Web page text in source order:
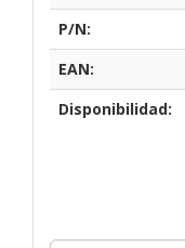
P/N:
EAN:
Disponibilidad: